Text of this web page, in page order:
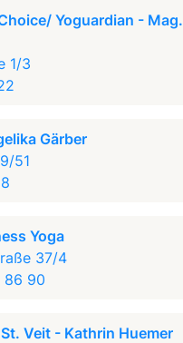
Yoguardian - Mag.
1/3
Gärber
51
Yoga
37/4
86 90
Veit - Kathrin Huemer